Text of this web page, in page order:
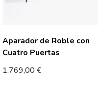
Aparador de Roble con
Cuatro Puertas
1.769,00€